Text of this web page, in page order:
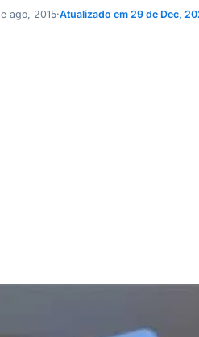
ago, 2015·Atualizado em 29 de Dec,